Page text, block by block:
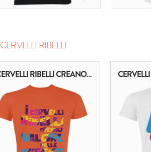
CERVELLI RIBELLI
I CERVELLI RIBELLI CREANO VALORE DALLE DIFFERENZE